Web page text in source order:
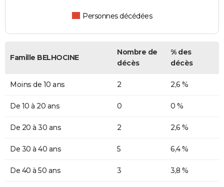
Personnes décédées
Famille BELHOCINE
Nombre de
décès
% des
décès
Moins de 10 ans 2 2,6 %
De 10 à 20 ans 0 0 %
De 20 à 30 ans 2 2,6 %
De 30 à 40 ans 5 6,4 %
De 40 à 50 ans 3 3,8 %